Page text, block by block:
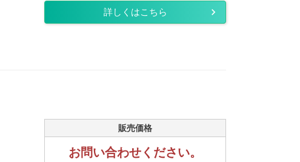
詳しくはこちら
販売価格
お問い合わせください。